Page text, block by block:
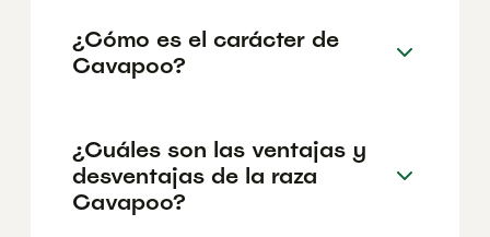
¿Cómo es el carácter de
Cavapoo?
¿Cuáles son las ventajas y
desventajas de la raza
Cavapoo?